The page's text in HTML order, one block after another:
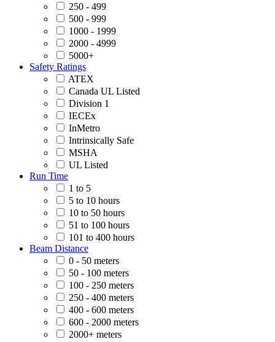
250 - 499
500 - 999
1000 - 1999
2000 - 4999
5000+
Safety Ratings
ATEX
Canada UL Listed
Division 1
IECEx
InMetro
Intrinsically Safe
MSHA
UL Listed
Run Time
1 to 5
5 to 10 hours
10 to 50 hours
51 to 100 hours
101 to 400 hours
Beam Distance
0 - 50 meters
50 - 100 meters
100 - 250 meters
250 - 400 meters
400 - 600 meters
600 - 2000 meters
2000+ meters